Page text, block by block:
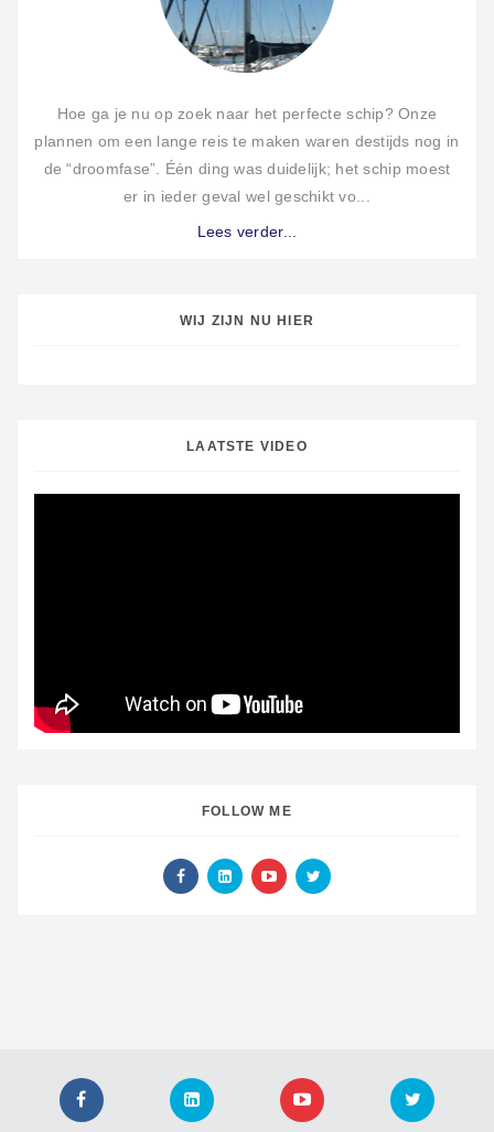
Hoe ga je nu op zoek naar het perfecte schip? Onze
plannen om een lange reis te maken waren destijds nog in
de “droomfase”. Één ding was duidelijk; het schip moest
er in ieder geval wel geschikt vo...
Lees verder...
WIJ ZIJN NU HIER
LAATSTE VIDEO
FOLLOW ME